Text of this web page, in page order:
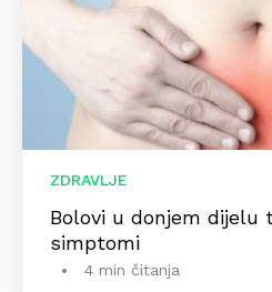
ZDRAVLJE
Bolovi u donjem dijelu
simptomi
4 min čitanja